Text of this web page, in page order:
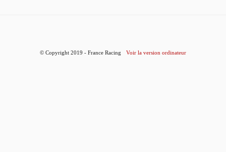
© Copyright 2019 - France Racing Voir la version ordinateur